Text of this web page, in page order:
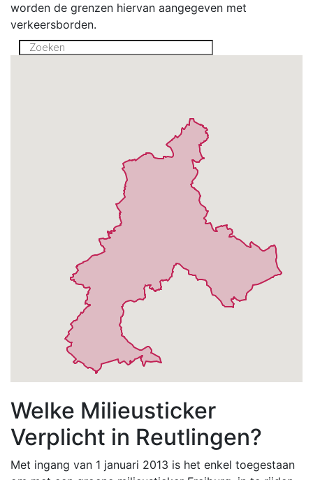
worden de grenzen hiervan aangegeven met
verkeersborden.
Welke Milieusticker
Verplicht in Reutlingen?
Met ingang van 1 januari 2013 is het enkel toegestaan